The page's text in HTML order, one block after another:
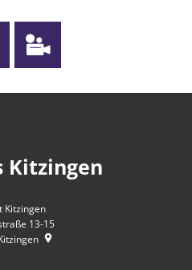
Kitzingen
Kitzingen
13-15